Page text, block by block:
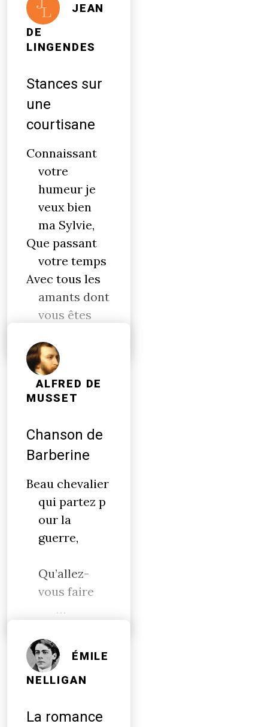
JEAN
DE
LINGENDES
Stances sur
une
courtisane
Connaissant
votre
humeur je
veux bien
ma Sylvie,
Que passant
votre temps
Avec tous les
amants dont
vous êtes
ALFRED DE
MUSSET
Chanson de
Barberine
Beau chevalier
qui partez p
our la
guerre,
Qu’allez-
vous faire
…
ÉMILE
NELLIGAN
La romance